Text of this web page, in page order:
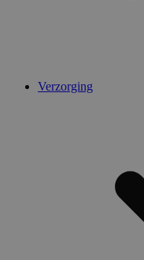
Verzorging